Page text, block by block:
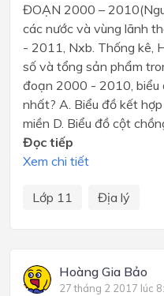
ĐOẠN 2000 –
các nước và vùng lãnh
- 2011, Nxb. Thống kê,
số và tổng sản phẩm
đoạn 2000 - 2010, biểu
nhất? A. Biểu đồ kết
miền D. Biểu đồ cột
Đọc tiếp
Xem chi tiết
Lớp 11 Địa lý
Hoàng Gia Bảo
27 tháng 2 2017 lúc